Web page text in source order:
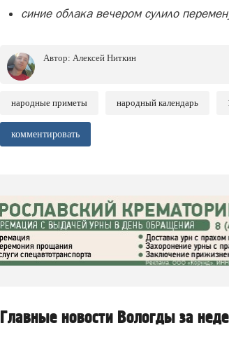
синие облака вечером сулило
Автор: Алексей Ниткин
народные приметы народный календарь
комментировать
Главные новости Вологды за